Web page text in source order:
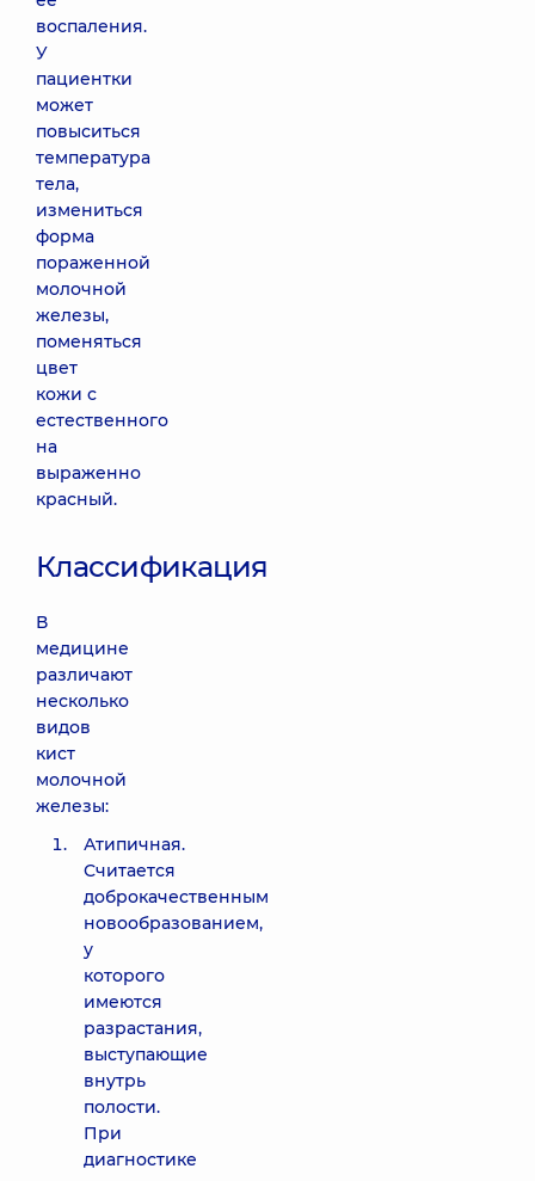
воспаления.
У
пациентки
может
повыситься
температура
тела,
измениться
форма
пораженной
молочной
железы,
поменяться
цвет
кожи с
естественного
на
выраженно
красный.
Классификация
В
медицине
различают
несколько
видов
кист
молочной
железы:
Атипичная.
Считается
доброкачественным
новообразованием,
у
которого
имеются
разрастания,
выступающие
внутрь
полости.
При
диагностике